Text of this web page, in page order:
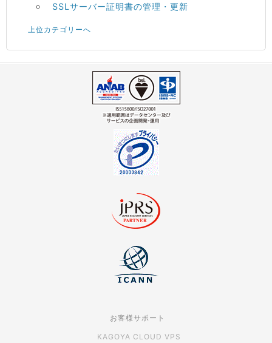
SSLサーバー証明書の管理・更新
上位カテゴリーへ
お客様サポート
KAGOYA CLOUD VPS